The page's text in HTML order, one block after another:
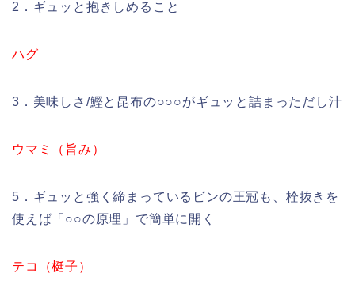
2．ギュッと抱きしめること
ハグ
3．美味しさ/鰹と昆布の○○○がギュッと詰まっただし汁
ウマミ（旨み）
5．ギュッと強く締まっているビンの王冠も、栓抜きを
使えば「○○の原理」で簡単に開く
テコ（梃子）